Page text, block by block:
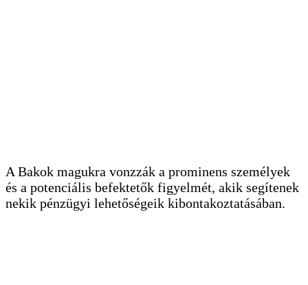
A Bakok magukra vonzzák a prominens személyek
és a potenciális befektetők figyelmét, akik segítenek
nekik pénzügyi lehetőségeik kibontakoztatásában.